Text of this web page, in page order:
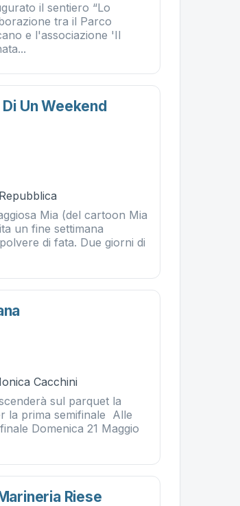
il sentiero “Lo
tra il Parco
e l'associazione 'Il
Un Weekend
Mia (del cartoon Mia
un fine settimana
di fata. Due giorni di
Cacchini
sul parquet la
la prima semifinale Alle
Domenica 21 Maggio
Riese